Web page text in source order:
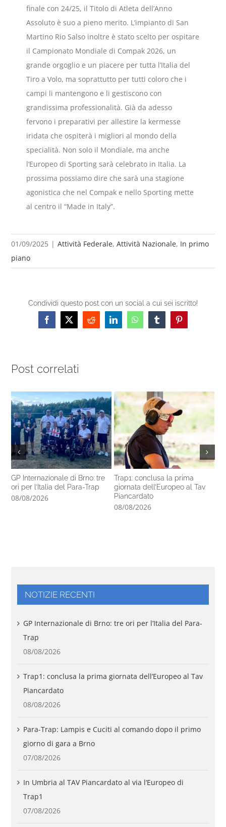
finale con 24/25, il Titolo di Atleta dell’Anno
Assoluto è suo a pieno merito. L’impianto di San
Martino Rio Salso inoltre è stato scelto per ospitare
il Campionato Mondiale di Compak 2026, un
grande orgoglio e un piacere per tutta l’Italia del
Tiro a Volo, ma soprattutto per tutti coloro che i
campi li mantengono e li gestiscono con
grandissima professionalità. Già da adesso
fervono i preparativi per allestire la kermesse
iridata che ospiterà i migliori al mondo della
specialità. Non solo il Mondiale, ma anche
l’Europeo di Sporting sarà celebrato in Italia. La
prossima possiamo dire che sarà una stagione
agonistica che nel Compak e nello Sporting mette
al centro il “Made in Italy”.
01/09/2025 | Attività Federale,Attività Nazionale, In primo
piano
Condividi questo post con un social a cui sei iscritto!
Facebook
X RedditLinkedInWhatsAppTumblrPinterest
Post correlati
GP Internazionale di Brno: tre
ori per l’Italia del Para-Trap
08/08/2026
Trap1: conclusa la prima
giornata dell’Europeo al Tav
Piancardato
08/08/2026
NOTIZIE RECENTI
GP Internazionale di Brno: tre ori per l’Italia del Para-
Trap
08/08/2026
Trap1: conclusa la prima giornata dell’Europeo al Tav
Piancardato
08/08/2026
Para-Trap: Lampis e Cuciti al comando dopo il primo
giorno di gara a Brno
07/08/2026
In Umbria al TAV Piancardato al via l’Europeo di
Trap1
07/08/2026